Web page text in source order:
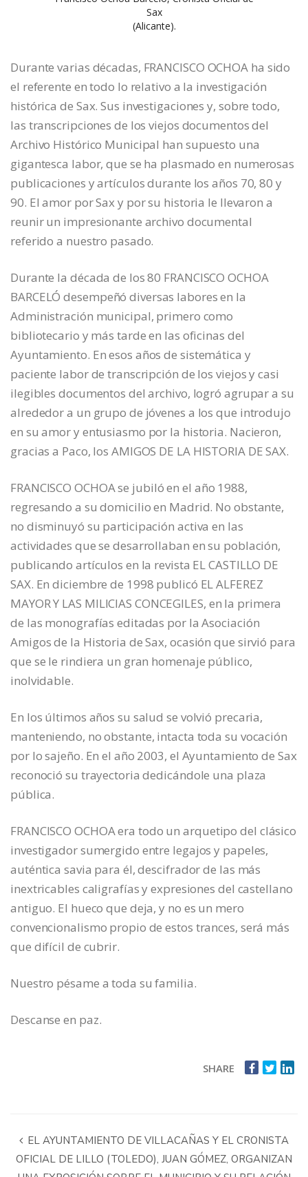
Sax
(Alicante).
Durante varias décadas, FRANCISCO OCHOA ha sido
el referente en todo lo relativo a la investigación
histórica de Sax. Sus investigaciones y, sobre todo,
las transcripciones de los viejos documentos del
Archivo Histórico Municipal han supuesto una
gigantesca labor, que se ha plasmado en numerosas
publicaciones y artículos durante los años 70, 80 y
90. El amor por Sax y por su historia le llevaron a
reunir un impresionante archivo documental
referido a nuestro pasado.
Durante la década de los 80 FRANCISCO OCHOA
BARCELÓ desempeñó diversas labores en la
Administración municipal, primero como
bibliotecario y más tarde en las oficinas del
Ayuntamiento. En esos años de sistemática y
paciente labor de transcripción de los viejos y casi
ilegibles documentos del archivo, logró agrupar a su
alrededor a un grupo de jóvenes a los que introdujo
en su amor y entusiasmo por la historia. Nacieron,
gracias a Paco, los AMIGOS DE LA HISTORIA DE SAX.
FRANCISCO OCHOA se jubiló en el año 1988,
regresando a su domicilio en Madrid. No obstante,
no disminuyó su participación activa en las
actividades que se desarrollaban en su población,
publicando artículos en la revista EL CASTILLO DE
SAX. En diciembre de 1998 publicó EL ALFEREZ
MAYOR Y LAS MILICIAS CONCEGILES, en la primera
de las monografías editadas por la Asociación
Amigos de la Historia de Sax, ocasión que sirvió para
que se le rindiera un gran homenaje público,
inolvidable.
En los últimos años su salud se volvió precaria,
manteniendo, no obstante, intacta toda su vocación
por lo sajeño. En el año 2003, el Ayuntamiento de Sax
reconoció su trayectoria dedicándole una plaza
pública.
FRANCISCO OCHOA era todo un arquetipo del clásico
investigador sumergido entre legajos y papeles,
auténtica savia para él, descifrador de las más
inextricables caligrafías y expresiones del castellano
antiguo. El hueco que deja, y no es un mero
convencionalismo propio de estos trances, será más
que difícil de cubrir.
Nuestro pésame a toda su familia.
Descanse en paz.
SHARE
EL AYUNTAMIENTO DE VILLACAÑAS Y EL CRONISTA
OFICIAL DE LILLO (TOLEDO), JUAN GÓMEZ, ORGANIZAN